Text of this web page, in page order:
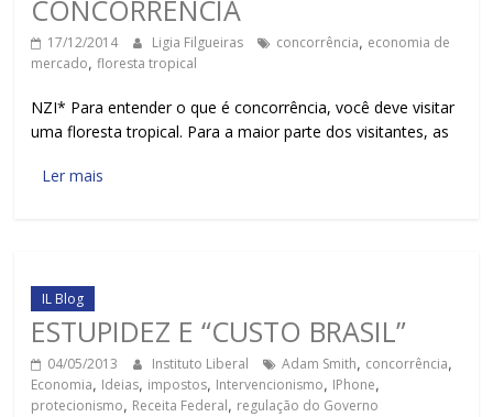
CONCORRÊNCIA
17/12/2014 Ligia Filgueiras concorrência, economia de
mercado,floresta tropical
NZI* Para entender o que é concorrência, você deve visitar
uma floresta tropical. Para a maior parte dos visitantes, as
Ler mais
IL Blog
ESTUPIDEZ E “CUSTO BRASIL”
04/05/2013 Instituto Liberal Adam Smith, concorrência,
Economia, Ideias, impostos, Intervencionismo, IPhone,
protecionismo, Receita Federal, regulação do Governo